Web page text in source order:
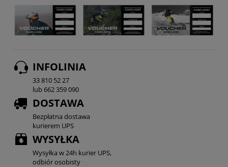
INFOLINIA
33 810 52 27
lub 662 359 090
DOSTAWA
Bezpłatna dostawa
kurierem UPS
WYSYŁKA
Wysyłka w 24h kurier UPS,
odbiór osobisty